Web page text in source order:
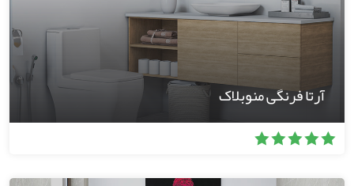
آرتا فرنگی منوبلاک